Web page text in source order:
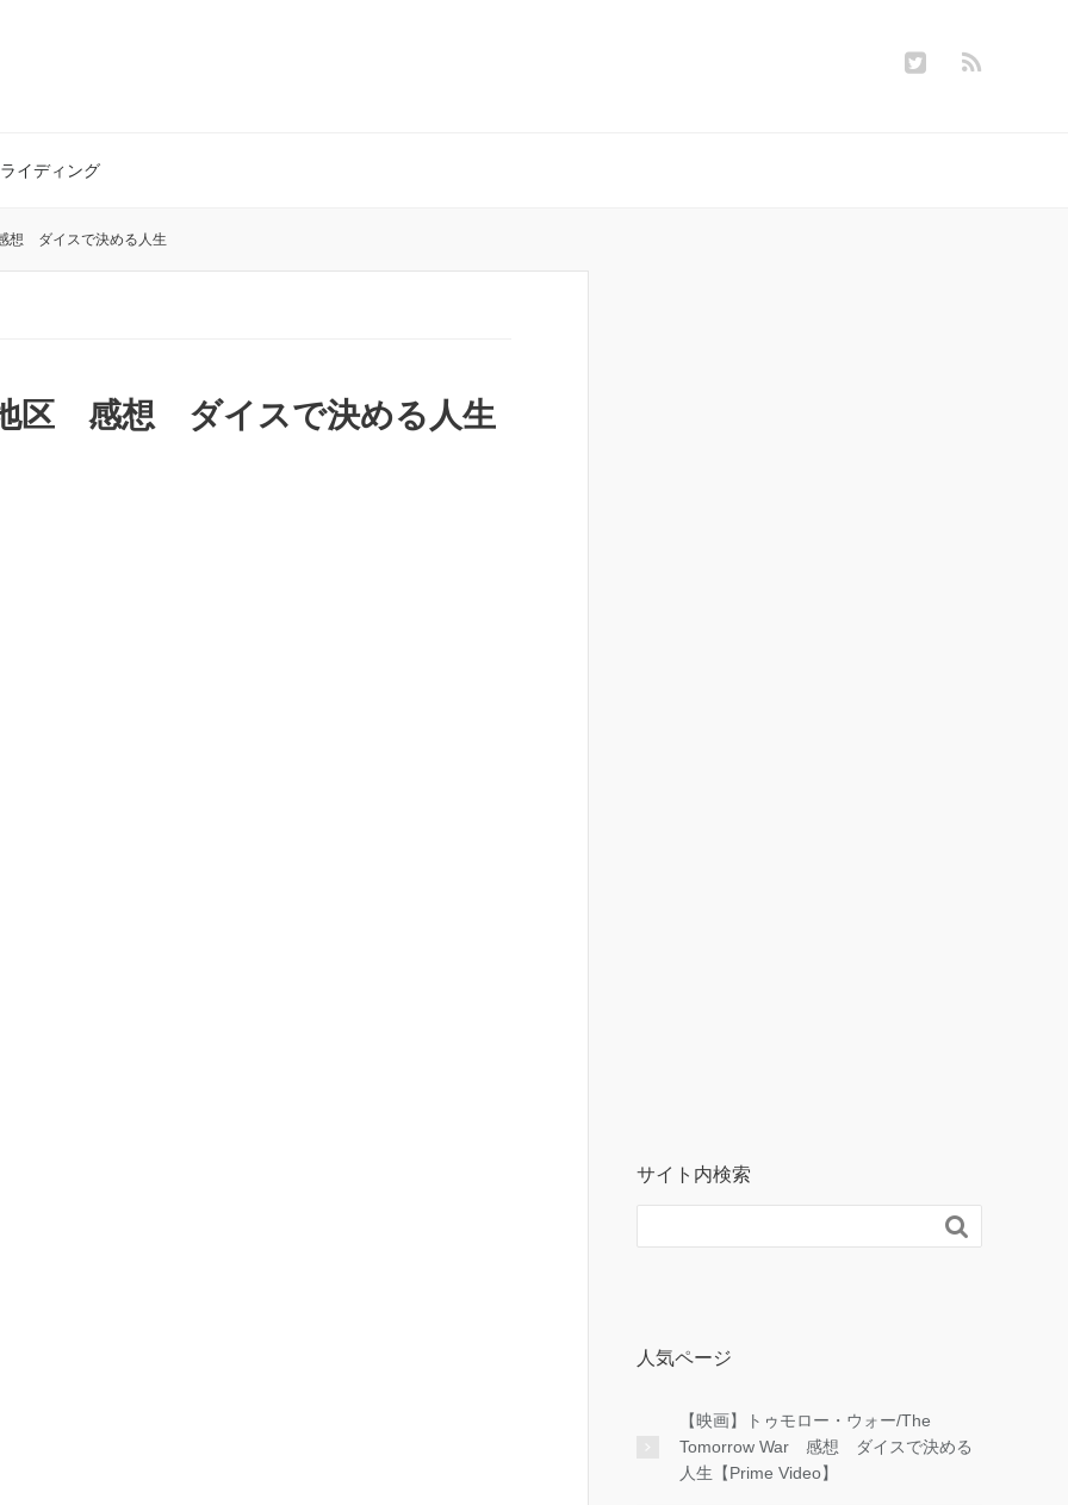
ライディング
ダイスで決める人生
区 感想 ダイスで決める人生
サイト内検索

人気ページ
【映画】トゥモロー・ウォー/The
Tomorrow War 感想 ダイスで決める
人生【Prime Video】